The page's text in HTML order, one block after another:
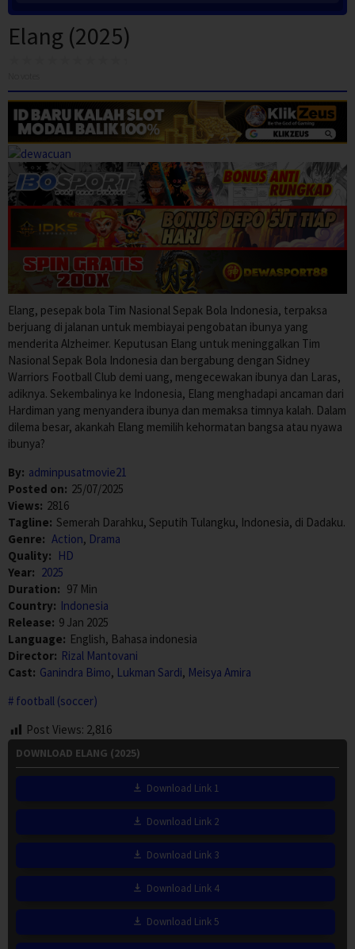
Elang (2025)
Elang, pesepak bola Tim Nasional Sepak Bola Indonesia, terpaksa
berjuang di jalanan untuk membiayai pengobatan ibunya yang
menderita Alzheimer. Keputusan Elang untuk meninggalkan Tim
Nasional Sepak Bola Indonesia dan bergabung dengan Sidney
Warriors Football Club demi uang, mengecewakan ibunya dan Laras,
adiknya. Sekembalinya ke Indonesia, Elang menghadapi ancaman dari
Hardiman yang menyandera ibunya dan memaksa timnya kalah. Dalam
dilema besar, akankah Elang memilih kehormatan bangsa atau nyawa
ibunya?
By: adminpusatmovie21
Posted on: 25/07/2025
Views: 2816
Tagline: Semerah Darahku, Seputih Tulangku, Indonesia, di Dadaku.
Genre: Action, Drama
Quality: HD
Year: 2025
Duration: 97 Min
Country: Indonesia
Release: 9 Jan 2025
Language: English, Bahasa indonesia
Director: Rizal Mantovani
Cast: Ganindra Bimo, Lukman Sardi, Meisya Amira
football (soccer)
Post Views: 2,816
DOWNLOAD ELANG (2025)
Download Link 1
Download Link 2
Download Link 3
Download Link 4
Download Link 5